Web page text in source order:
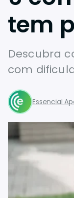
tem
Descubra
com
Essencial